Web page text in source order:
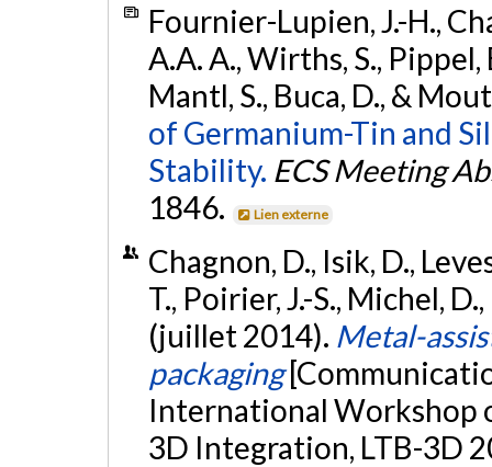
Fournier-Lupien, J.-H.,
A.A. A., Wirths, S., Pippel,
Mantl, S., Buca, D., &
of Germanium-Tin and
Stability. ECS Meeting
1846.
Lien externe
Chagnon, D., Isik, D.,
T., Poirier, J.-S., Michel,
(juillet 2014). Metal-
packaging
International Workshop
3D Integration, LTB-3D